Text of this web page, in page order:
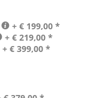
+ € 199,00 *
+ € 219,00 *
+ € 399,00 *